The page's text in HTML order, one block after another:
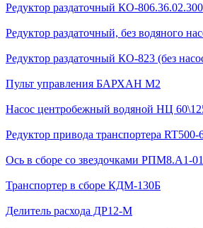
Редуктор раздаточный КО-806.36.02.300
Редуктор раздаточный, без водяного
Редуктор раздаточный КО-823 (без
Пульт управления БАРХАН М2
Насос центробежный водяной НЦ
Редуктор привода транспортера RT500-
Ось в сборе со звездочками РПМ8.А1-
Транспортер в сборе КДМ-130Б
Делитель расхода ДР12-М